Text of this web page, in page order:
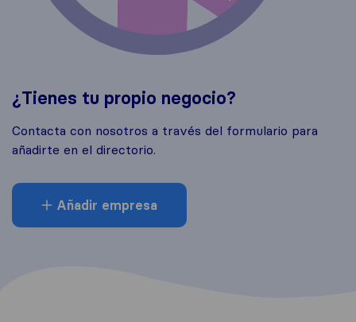
¿Tienes tu propio negocio?
Contacta con nosotros a través del formulario para
añadirte en el directorio.
Añadir empresa